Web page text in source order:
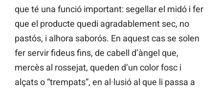
que té una funció important: segellar el midó i fer
que el producte quedi agradablement sec, no
pastós, i alhora saborós. En aquest cas se solen
fer servir fideus fins, de cabell d’àngel que,
mercès al rossejat, queden d’un color fosc i
alçats o “trempats”, en al·lusió al que li passa a